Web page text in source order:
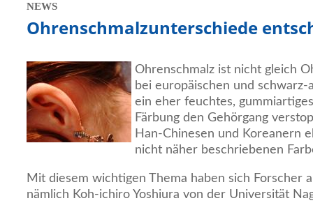
NEWS
Ohrenschmalzunterschiede
Ohrenschmalz ist nicht gleich
bei europäischen und
ein eher feuchtes,
Färbung den Gehörgang
Han-Chinesen und Koreanern
nicht näher beschriebenen
Mit diesem wichtigen Thema haben sich Forscher
nämlich Koh-ichiro Yoshiura von der Universität